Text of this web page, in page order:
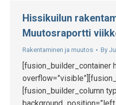
Hissikuilun
Muutosraportti
Rakentaminen ja muutos By
[fusion_builder_container
[fusion_builder_column